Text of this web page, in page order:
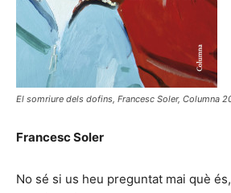
El somriure dels dofins, Francesc Soler, Columna
Francesc Soler
No sé si us heu preguntat mai què